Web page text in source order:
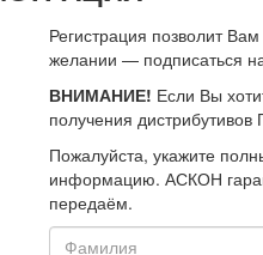
Регистрация позволит
желании — подписаться
ВНИМАНИЕ! Если Вы
получения
Пожалуйста, укажите
информацию. АСКОН
передаём.